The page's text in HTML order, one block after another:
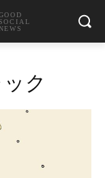
SOCIAL
ク